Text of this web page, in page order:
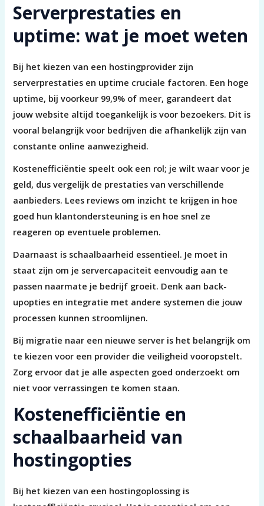
Serverprestaties en
uptime: wat je moet weten
Bij het kiezen van een hostingprovider zijn
serverprestaties en uptime cruciale factoren. Een hoge
uptime, bij voorkeur 99,9% of meer, garandeert dat
jouw website altijd toegankelijk is voor bezoekers. Dit is
vooral belangrijk voor bedrijven die afhankelijk zijn van
constante online aanwezigheid.
Kostenefficiëntie speelt ook een rol; je wilt waar voor je
geld, dus vergelijk de prestaties van verschillende
aanbieders. Lees reviews om inzicht te krijgen in hoe
goed hun klantondersteuning is en hoe snel ze
reageren op eventuele problemen.
Daarnaast is schaalbaarheid essentieel. Je moet in
staat zijn om je servercapaciteit eenvoudig aan te
passen naarmate je bedrijf groeit. Denk aan back-
upopties en integratie met andere systemen die jouw
processen kunnen stroomlijnen.
Bij migratie naar een nieuwe server is het belangrijk om
te kiezen voor een provider die veiligheid vooropstelt.
Zorg ervoor dat je alle aspecten goed onderzoekt om
niet voor verrassingen te komen staan.
Kostenefficiëntie en
schaalbaarheid van
hostingopties
Bij het kiezen van een hostingoplossing is